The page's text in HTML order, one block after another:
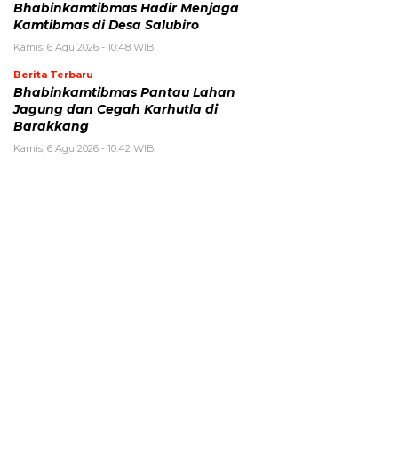
Bhabinkamtibmas Hadir Menjaga
Kamtibmas di Desa Salubiro
Kamis, 6 Agu 2026 - 10:48 WIB
Berita Terbaru
Bhabinkamtibmas Pantau Lahan
Jagung dan Cegah Karhutla di
Barakkang
Kamis, 6 Agu 2026 - 10:42 WIB